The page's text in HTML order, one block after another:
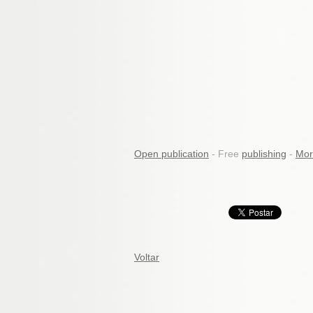
Open publication - Free publishing -
Voltar